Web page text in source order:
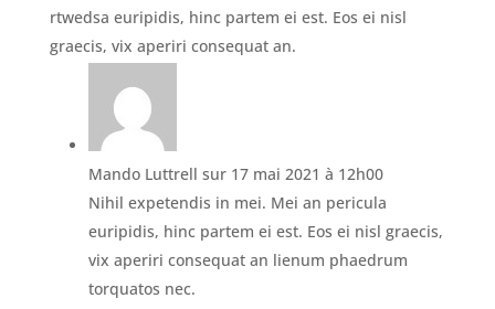
rtwedsa euripidis, hinc partem ei est. Eos ei nisl
graecis, vix aperiri consequat an.
Mando Luttrell sur 17 mai 2021 à 12h00
Nihil expetendis in mei. Mei an pericula
euripidis, hinc partem ei est. Eos ei nisl graecis,
vix aperiri consequat an lienum phaedrum
torquatos nec.